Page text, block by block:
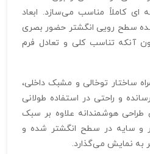
کاملاً مناسب می‌سازد. ابعاد
باعث شده سطح رویی انگشتر حضور بصری
آنکه تناسب کلی و تعادل فرم
به همراه ساختار توخالی و مشبک داخلی،
را به 3.9 گرم رسانده و راحتی در استفاده طولانی‌
هوشمندانه علاوه بر سبک‌
و سایه در سطح انگشتر شده و
به نمایش می‌گذارد.